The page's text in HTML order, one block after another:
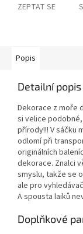
ZEPTAT SE
Popis
Detailní
Dekorace z moře
si velice
přírody!!! V sáčku
odlomí při
originálních
dekorace. Znalci
smyslu, takže se
ale pro
A spousta laiků
Doplňkové